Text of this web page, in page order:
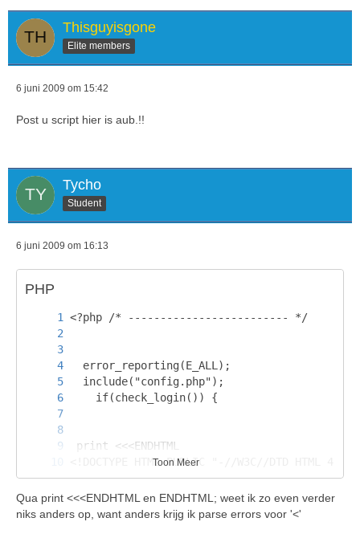
Thisguyisgone
Elite members
6 juni 2009 om 15:42
Post u script hier is aub.!!
Tycho
Student
6 juni 2009 om 16:13
PHP
Toon Meer
Qua print <<<ENDHTML en ENDHTML; weet ik zo even verder
niks anders op, want anders krijg ik parse errors voor '<'